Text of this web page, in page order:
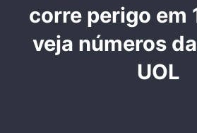
corre perigo em
veja números
UOL